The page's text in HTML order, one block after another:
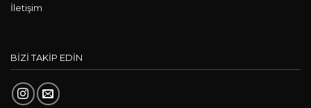
İletişim
BİZİ TAKİP EDİN